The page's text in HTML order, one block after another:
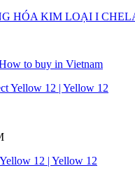
HÓA KIM LOẠI I
to buy in Vietnam
12 | Yellow 12